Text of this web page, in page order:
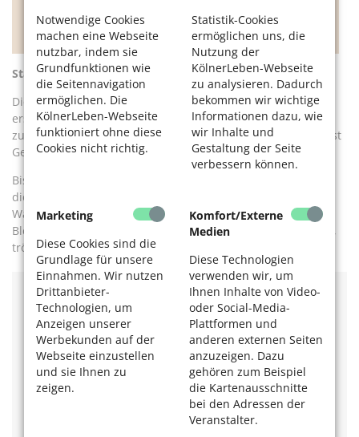
Notwendige Cookies
machen eine Webseite
nutzbar, indem sie
Grundfunktionen wie
die Seitennavigation
ermöglichen. Die
KölnerLeben-Webseite
funktioniert ohne diese
Cookies nicht richtig.
Statistik-Cookies
ermöglichen uns, die
Nutzung der
KölnerLeben-Webseite
zu analysieren. Dadurch
bekommen wir wichtige
Informationen dazu, wie
wir Inhalte und
Gestaltung der Seite
verbessern können.
Marketing
Diese Cookies sind die
Grundlage für unsere
Einnahmen. Wir nutzen
Drittanbieter-
Technologien, um
Anzeigen unserer
Werbekunden auf der
Webseite einzustellen
und sie Ihnen zu
zeigen.
Komfort/Externe
Medien
Diese Technologien
verwenden wir, um
Ihnen Inhalte von Video-
oder Social-Media-
Plattformen und
anderen externen Seiten
anzuzeigen. Dazu
gehören zum Beispiel
die Kartenausschnitte
bei den Adressen der
Veranstalter.
medizinische Hilfe benötigt, zögern Sie
bitte nicht, die 112 zu kontaktieren.
Stadium 2:
Die Atmung der Person verlangsamt sich, die Muskel
erstarren und das Schmerzempfinden lässt nach. Die
zunehmende Müdigkeit führt in die Bewusstlosigkeit. Hier ist
Gefahr im Verzug! Rufen Sie den
Notruf 112 der Feuerwehr.
Bis zu ihrem Eintreffen bringen Sie die Person möglichst in
die stabile Seitenlage und decken Sie sie zu. KEINE aktive
Wärme zuführen, etwa durch Reiben oder Wärmeflasche.
Bleiben Sie bis zum Eintreffen des Notarztes bei der Person,
trösten sie sie, prüfen Sie Atmung und Bewusstsein.
Die Stadt Köln bittet alle, aufmerksam hinzuschauen
und bei Gefährdung eines Menschen das
Winterhilfetelefon und das Winterhilfepostfach zu
kontaktieren.
Winterhilfetelefon: 0221 / 56 09 73 10
winterhilfetelefon@skm-koeln.de
gut erhaltene und warme Winterkleidung